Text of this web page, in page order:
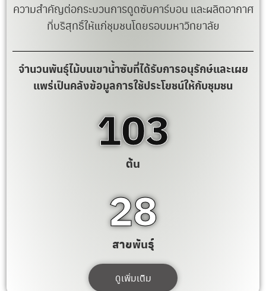
ความสำคัญต่อกระบวนการดูดซับคาร์บอน และผลิตอากาศ
ที่บริสุทธิ์ให้แก่ชุมชนโดยรอบมหาวิทยาลัย
จำนวนพันธ์ุไม้บนเขาน้ำซับที่ได้รับการอนุรักษ์และเผย
แพร่เป็นคลังข้อมูลการใช้ประโยชน์ให้กับชุมชน
ต้น
110
สายพันธุ์
30
ดูเพิ่มเติม